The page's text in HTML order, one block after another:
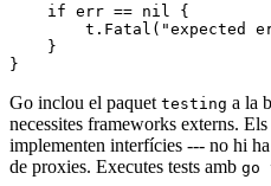
    if
err == nil
{
        t.
Fatal ( "expected
    }
}
Go inclou el paquet testing a la
necessites frameworks externs.
implementen interfícies --- no hi
de proxies. Executes tests amb